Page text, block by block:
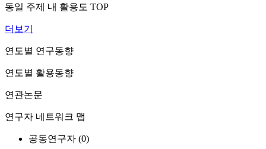
동일 주제 내 활용도 TOP
더보기
연도별 연구동향
연도별 활용동향
연관논문
연구자 네트워크 맵
공동연구자 (0)